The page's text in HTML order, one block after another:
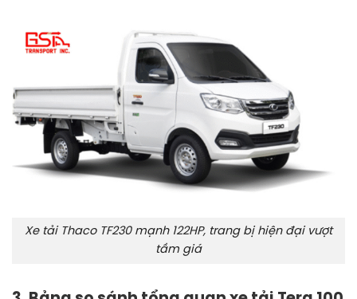
Xe tải Thaco TF230 mạnh 122HP, trang bị hiện đại vượt
tầm giá